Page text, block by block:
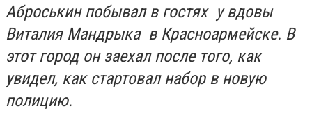
Аброськин побывал в гостях у вдовы
Виталия Мандрыка в Красноармейске. В
этот город он заехал после того, как
увидел, как стартовал набор в новую
полицию.